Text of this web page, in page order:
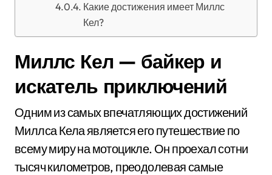
Какие достижения имеет Миллс
Кел?
Миллс Кел — байкер и
искатель приключений
Одним из самых впечатляющих достижений
Миллса Кела является его путешествие по
всему миру на мотоцикле. Он проехал сотни
тысяч километров, преодолевая самые